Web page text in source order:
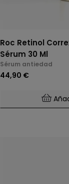
Roc Retinol
Sérum 30 Ml
Sérum antiedad
44,90 €